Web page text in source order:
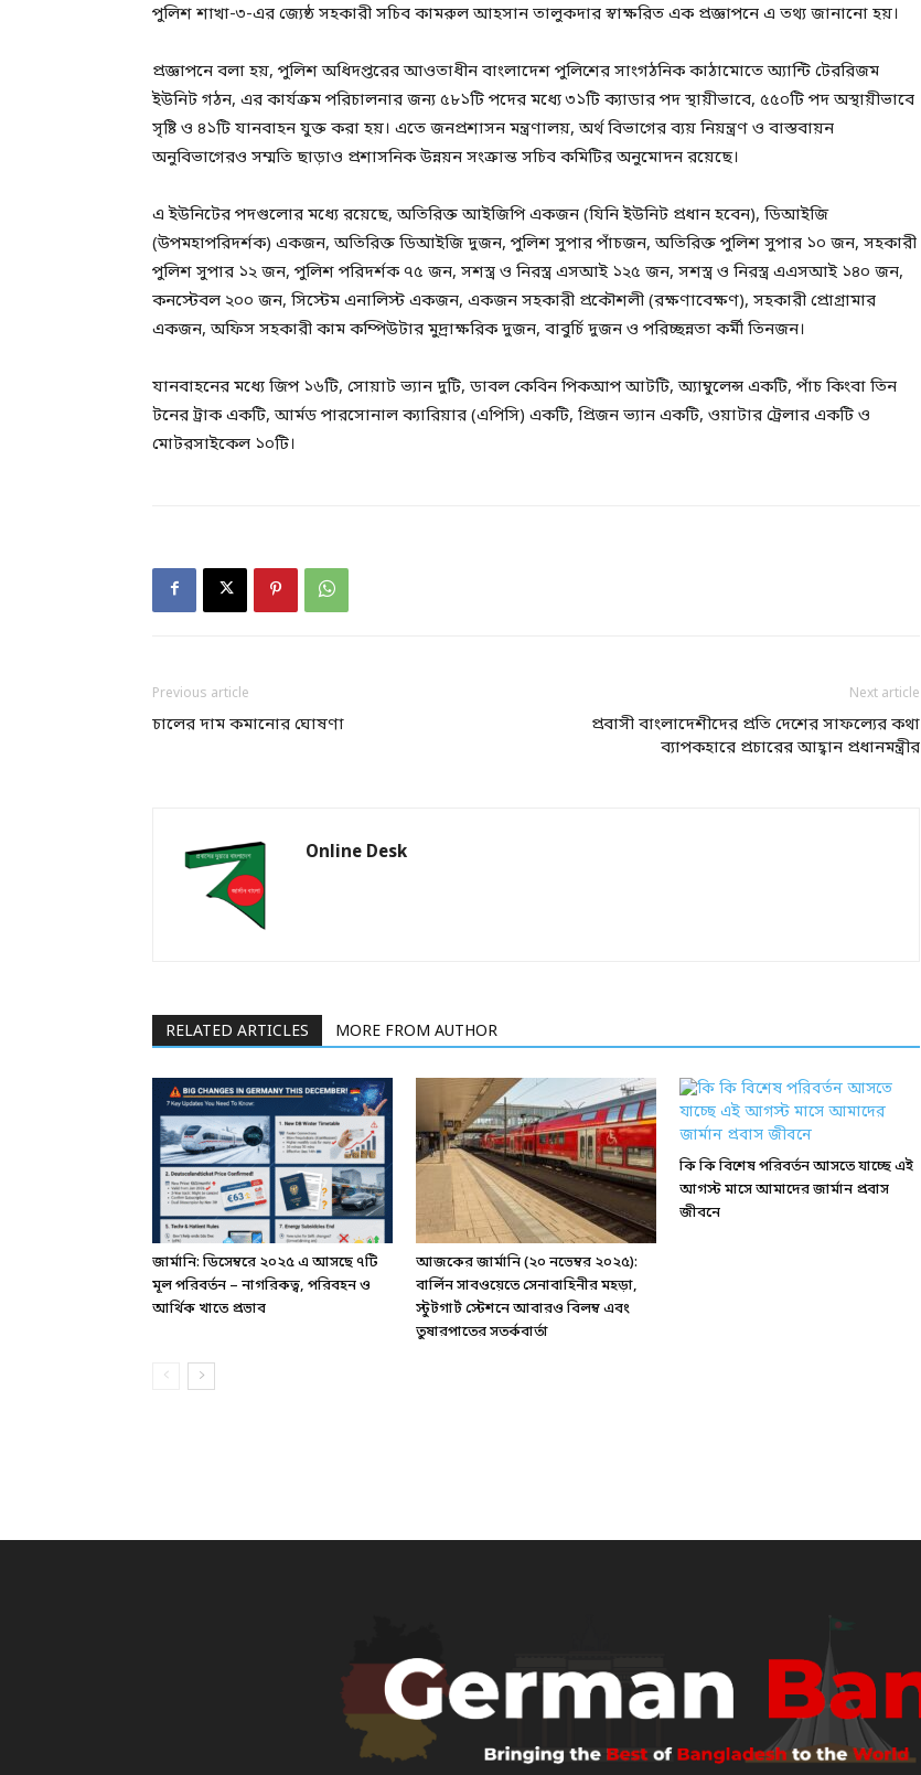
পুলিশ শাখা-৩-এর জ্যেষ্ঠ সহকারী সচিব কামরুল আহসান তালুকদার স্বাক্ষরিত এক প্রজ্ঞাপনে এ তথ্য জানানো হয়।
প্রজ্ঞাপনে বলা হয়, পুলিশ অধিদপ্তরের আওতাধীন বাংলাদেশ পুলিশের সাংগঠনিক কাঠামোতে অ্যান্টি টেররিজম
ইউনিট গঠন, এর কার্যক্রম পরিচালনার জন্য ৫৮১টি পদের মধ্যে ৩১টি ক্যাডার পদ স্থায়ীভাবে, ৫৫০টি পদ অস্থায়ীভাবে
সৃষ্টি ও ৪১টি যানবাহন যুক্ত করা হয়। এতে জনপ্রশাসন মন্ত্রণালয়, অর্থ বিভাগের ব্যয় নিয়ন্ত্রণ ও বাস্তবায়ন
অনুবিভাগেরও সম্মতি ছাড়াও প্রশাসনিক উন্নয়ন সংক্রান্ত সচিব কমিটির অনুমোদন রয়েছে।
এ ইউনিটের পদগুলোর মধ্যে রয়েছে, অতিরিক্ত আইজিপি একজন (যিনি ইউনিট প্রধান হবেন), ডিআইজি
(উপমহাপরিদর্শক) একজন, অতিরিক্ত ডিআইজি দুজন, পুলিশ সুপার পাঁচজন, অতিরিক্ত পুলিশ সুপার ১০ জন, সহকারী
পুলিশ সুপার ১২ জন, পুলিশ পরিদর্শক ৭৫ জন, সশস্ত্র ও নিরস্ত্র এসআই ১২৫ জন, সশস্ত্র ও নিরস্ত্র এএসআই ১৪০ জন,
কনস্টেবল ২০০ জন, সিস্টেম এনালিস্ট একজন, একজন সহকারী প্রকৌশলী (রক্ষণাবেক্ষণ), সহকারী প্রোগ্রামার
একজন, অফিস সহকারী কাম কম্পিউটার মুদ্রাক্ষরিক দুজন, বাবুর্চি দুজন ও পরিচ্ছন্নতা কর্মী তিনজন।
যানবাহনের মধ্যে জিপ ১৬টি, সোয়াট ভ্যান দুটি, ডাবল কেবিন পিকআপ আটটি, অ্যাম্বুলেন্স একটি, পাঁচ কিংবা তিন
টনের ট্রাক একটি, আর্মড পারসোনাল ক্যারিয়ার (এপিসি) একটি, প্রিজন ভ্যান একটি, ওয়াটার ট্রেলার একটি ও
মোটরসাইকেল ১০টি।
Previous article
চালের দাম কমানোর ঘোষণা
Next article
প্রবাসী বাংলাদেশীদের প্রতি দেশের সাফল্যের কথা
ব্যাপকহারে প্রচারের আহ্বান প্রধানমন্ত্রীর
Online Desk
RELATED ARTICLES MORE FROM AUTHOR
জার্মানি: ডিসেম্বরে ২০২৫ এ আসছে ৭টি
মূল পরিবর্তন – নাগরিকত্ব, পরিবহন ও
আর্থিক খাতে প্রভাব
আজকের জার্মানি (২০ নভেম্বর ২০২৫):
বার্লিন সাবওয়েতে সেনাবাহিনীর মহড়া,
স্টুটগার্ট স্টেশনে আবারও বিলম্ব এবং
তুষারপাতের সতর্কবার্তা
কি কি বিশেষ পরিবর্তন আসতে যাচ্ছে এই
আগস্ট মাসে আমাদের জার্মান প্রবাস
জীবনে